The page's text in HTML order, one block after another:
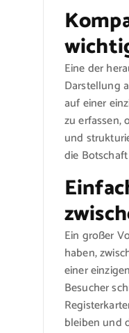
Eine der
Darstellung
auf einer
zu erfassen,
und
die
Ein großer
haben,
einer
Besucher
bleiben und